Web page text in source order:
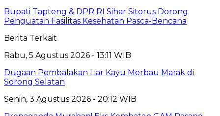
Bupati Tapteng & DPR RI Sihar Sitorus Dorong
Penguatan Fasilitas Kesehatan Pasca-Bencana
Berita Terkait
Rabu, 5 Agustus 2026 - 13:11 WIB
Dugaan Pembalakan Liar Kayu Merbau Marak di
Sorong Selatan
Senin, 3 Agustus 2026 - 20:12 WIB